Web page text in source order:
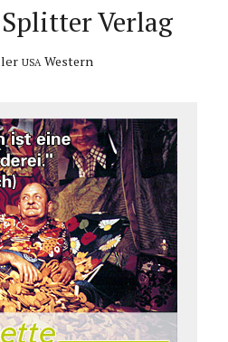
Splitter Verlag
USA Western